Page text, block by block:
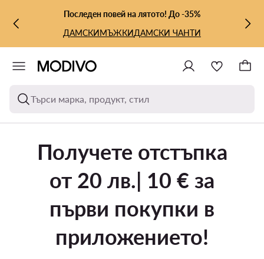
КЪМ ОСНОВНОТО СЪДЪРЖАНИЕ
КЪМ ТЪРСЕНЕПоследен повей на лятото! До -35%
ДАМСКИМЪЖКИДАМСКИ ЧАНТИ
Търси марка, продукт, стил
Получете отстъпка
от 20 лв.| 10 € за
първи покупки в
приложението!